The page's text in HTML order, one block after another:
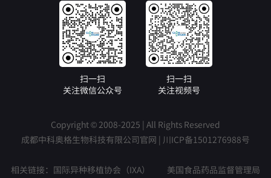
扫一扫
关注微信公众号
扫一扫
关注视频号
Copyright © 2008-2025 | All Rights Reserved
成都中科奥格生物科技有限公司官网 | 川ICP备1501276988号
相关链接： 国际异种移植协会（IXA） 美国食品药品监督管理局